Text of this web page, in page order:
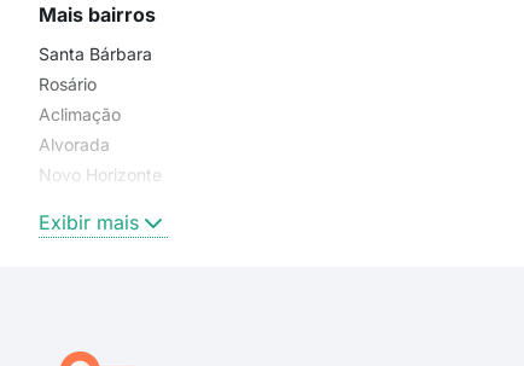
Mais bairros
Santa Bárbara
Rosário
Aclimação
Alvorada
Novo Horizonte
Exibir mais